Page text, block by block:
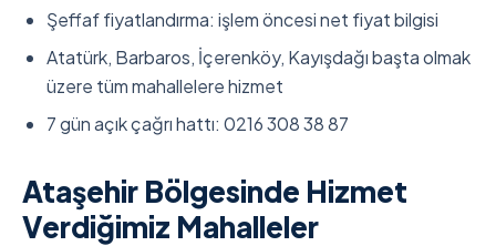
Şeffaf fiyatlandırma: işlem öncesi net fiyat bilgisi
Atatürk, Barbaros, İçerenköy, Kayışdağı başta olmak
üzere tüm mahallelere hizmet
7 gün açık çağrı hattı: 0216 308 38 87
Ataşehir Bölgesinde Hizmet
Verdiğimiz Mahalleler